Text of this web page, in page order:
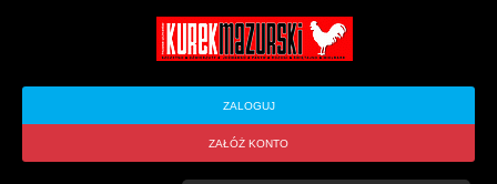
ZALOGUJ
ZAŁÓŻ KONTO